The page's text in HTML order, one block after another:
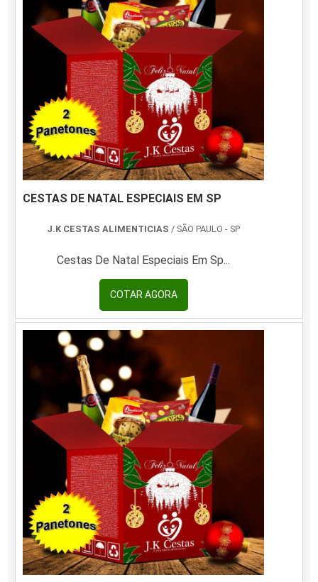
CESTAS DE NATAL ESPECIAIS EM SP
J.K CESTAS ALIMENTICIAS/ SÃO PAULO - SP
Cestas De Natal Especiais Em Sp...
COTAR AGORA